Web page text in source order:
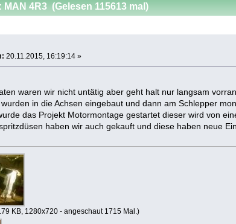
MAN 4R3 (Gelesen 115613 mal)
20.11.2015, 16:19:14 »
waren wir nicht untätig aber geht halt nur langsam
in die Achsen eingebaut und dann am Schlepper
das Projekt Motormontage gestartet dieser wird von
haben wir auch gekauft und diese haben neue
KB, 1280x720 - angeschaut 1715 Mal.)